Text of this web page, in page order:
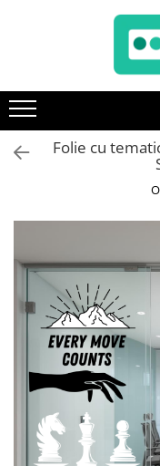
Fototapet Personalizat
Office Elixir Capsule
Tablouri Canvas
Folie cu